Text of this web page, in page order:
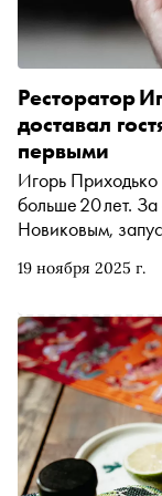
19 ноября 2025 г.
Ресторатор
доставал
первыми
Игорь
больше 20 лет.
Новиковым,
«Дебют». Сейчас
готовит к
ресторан
о том, как
выходя за рамки